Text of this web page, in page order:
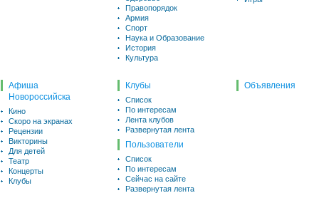
Правопорядок
Армия
Спорт
Наука и Образование
История
Культура
Афиша
Новороссийска
Кино
Скоро на экранах
Рецензии
Викторины
Для детей
Театр
Концерты
Клубы
Клубы
Список
По интересам
Лента клубов
Развернутая лента
Пользователи
Список
По интересам
Сейчас на сайте
Развернутая лента
Объявления